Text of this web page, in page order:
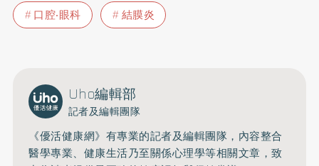
口腔‧眼科 結膜炎
Uho編輯部
記者及編輯團隊
《優活健康網》有專業的記者及編輯團隊，內容整合
醫學專業、健康生活乃至關係心理學等相關文章，致